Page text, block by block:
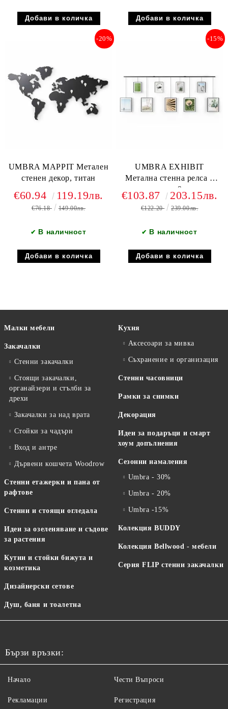
UMBRA MAPPIT Метален
стенен декор, титан
-20%
€60.94 119.19лв.
€76.18 149.00лв.
✔ В наличност
UMBRA EXHIBIT
Метална стенна релса с
комплект от 9 рамки,
черен
-15%
€103.87 203.15лв.
€122.20 239.00лв.
✔ В наличност
Малки мебели
Закачалки
Стенни закачалки
Стоящи закачалки,
органайзери и стълби за
дрехи
Закачалки за над врата
Стойки за чадъри
Вход и антре
Дървени кошчета Woodrow
Стенни етажерки и пана от
рафтове
Стенни и стоящи огледала
Идеи за озеленяване и съдове
за растения
Кутии и стойки бижута и
козметика
Дизайнерски сетове
Душ, баня и тоалетна
Кухня
Аксесоари за мивка
Съхранение и организация
Стенни часовници
Рамки за снимки
Декорация
Идеи за подаръци и смарт
хоум допълнения
Сезонни намаления
Umbra - 30%
Umbra - 20%
Umbra -15%
Колекция BUDDY
Колекция Bellwood - мебели
Серия FLIP стенни закачалки
Бързи връзки:
Начало
Рекламации
Чести Въпроси
Регистрация